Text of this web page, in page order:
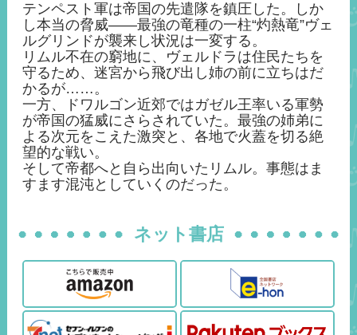
テンペスト軍は帝国の先遣隊を鎮圧した。しか
し本当の脅威――最強の竜種の一柱“灼熱竜”ヴェ
ルグリンドが襲来し状況は一変する。
リムル不在の窮地に、ヴェルドラは住民たちを
守るため、迷宮から飛び出し姉の前に立ちはだ
かるが……。
一方、ドワルゴン近郊ではガゼル王率いる軍勢
が帝国の猛威にさらされていた。最強の姉弟に
よる次元をこえた激突と、各地で火蓋を切る絶
望的な戦い。
そして帝都へと自ら出向いたリムル。事態はま
すます混沌としていくのだった。
ネット書店